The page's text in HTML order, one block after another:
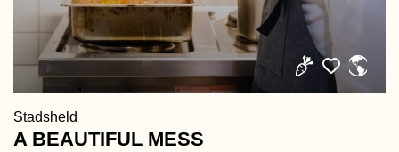
Stadsheld
A BEAUTIFUL MESS